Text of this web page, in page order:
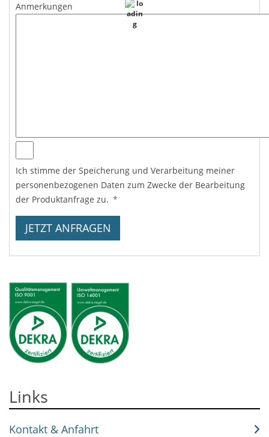
Anmerkungen
Ich stimme der Speicherung und Verarbeitung meiner
personenbezogenen Daten zum Zwecke der Bearbeitung
der Produktanfrage zu. *
JETZT ANFRAGEN
Links
Kontakt & Anfahrt